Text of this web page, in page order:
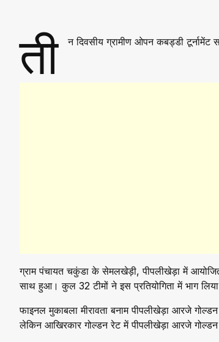
ती न दिवसीय ग्रामीण ओपन कबड्डी टूर्नामेंट
ग्राम पंचायत चकुंडा के सेमलखेड़ी, पीपलीखेड़ा में
साथ हुआ। कुल 32 टीमों ने इस प्रतियोगिता में भाग
फाइनल मुकाबला मीरावता बनाम पीपलीखेड़ा आरजे
लेकिन आखिरकार गोल्डन रेट में पीपलीखेड़ा आरजे गोल्डन